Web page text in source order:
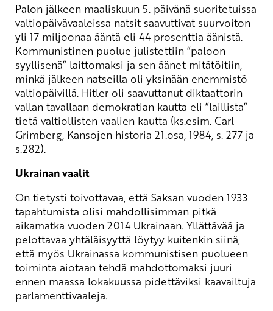
Palon jälkeen maaliskuun 5. päivänä suoritetuissa
valtiopäivävaaleissa natsit saavuttivat suurvoiton
yli 17 miljoonaa ääntä eli 44 prosenttia äänistä.
Kommunistinen puolue julistettiin ”paloon
syyllisenä” laittomaksi ja sen äänet mitätöitiin,
minkä jälkeen natseilla oli yksinään enemmistö
valtiopäivillä. Hitler oli saavuttanut diktaattorin
vallan tavallaan demokratian kautta eli ”laillista”
tietä valtiollisten vaalien kautta (ks.esim. Carl
Grimberg, Kansojen historia 21.osa, 1984, s. 277 ja
s.282).
Ukrainan vaalit
On tietysti toivottavaa, että Saksan vuoden 1933
tapahtumista olisi mahdollisimman pitkä
aikamatka vuoden 2014 Ukrainaan. Yllättävää ja
pelottavaa yhtäläisyyttä löytyy kuitenkin siinä,
että myös Ukrainassa kommunistisen puolueen
toiminta aiotaan tehdä mahdottomaksi juuri
ennen maassa lokakuussa pidettäviksi kaavailtuja
parlamenttivaaleja.